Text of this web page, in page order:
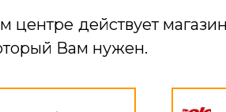
центре действует
Вам нужен.